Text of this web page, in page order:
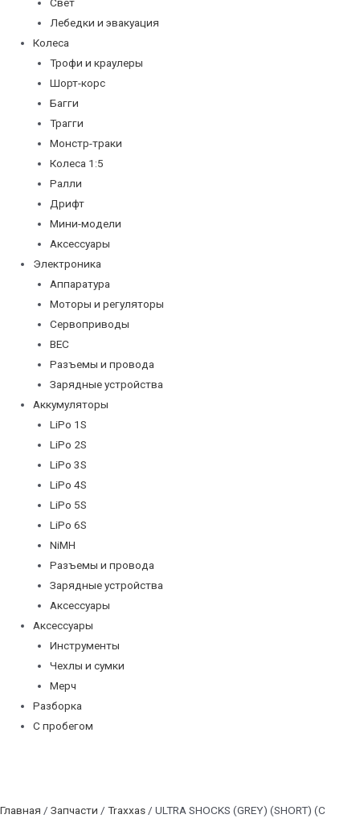
Лебедки и эвакуация
Колеса
Трофи и краулеры
Шорт-корс
Багги
Трагги
Монстр-траки
Колеса 1:5
Ралли
Дрифт
Мини-модели
Аксессуары
Электроника
Аппаратура
Моторы и регуляторы
Сервоприводы
BEC
Разъемы и провода
Зарядные устройства
Аккумуляторы
LiPo 1S
LiPo 2S
LiPo 3S
LiPo 4S
LiPo 5S
LiPo 6S
NiMH
Разъемы и провода
Зарядные устройства
Аксессуары
Аксессуары
Инструменты
Чехлы и сумки
Мерч
Разборка
С пробегом
Главная / Запчасти / Traxxas / ULTRA SHOCKS (GREY) (SHORT) (C